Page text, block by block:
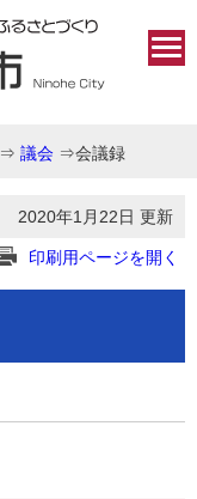
⇒ 議会 ⇒会議録
2020年1月22日 更新
印刷用ページを開く